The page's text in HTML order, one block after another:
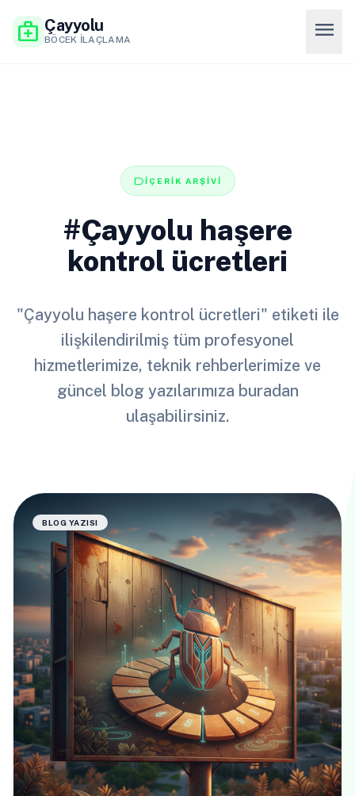
medical_services Çayyolu
BÖCEK İLAÇLAMA menu
labelİÇERİK ARŞİVİ
#Çayyolu haşere
kontrol ücretleri
"Çayyolu haşere kontrol ücretleri" etiketi ile
ilişkilendirilmiş tüm profesyonel
hizmetlerimize, teknik rehberlerimize ve
güncel blog yazılarımıza buradan
ulaşabilirsiniz.
BLOG YAZISI